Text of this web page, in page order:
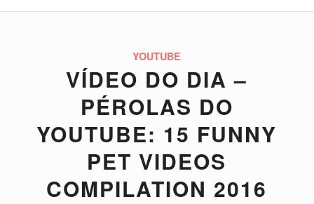
YOUTUBE
VÍDEO DO DIA –
PÉROLAS DO
YOUTUBE: 15 FUNNY
PET VIDEOS
COMPILATION 2016